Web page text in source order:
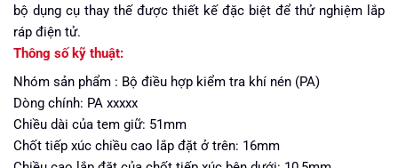
bộ dụng cụ thay thế được thiết kế đặc biệt để thử nghiệm lắp
ráp điện tử.
Thông số kỹ thuật:
Nhóm sản phẩm : Bộ điều hợp kiểm tra khí nén (PA)
Dòng chính: PA xxxxx
Chiều dài của tem giữ: 51mm
Chốt tiếp xúc chiều cao lắp đặt ở trên: 16mm